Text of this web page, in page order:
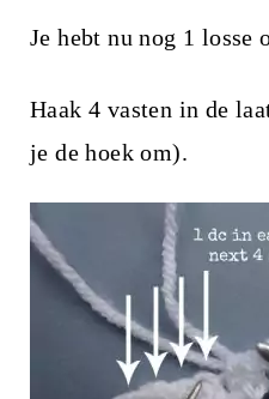
Je hebt nu nog 1 losse
Haak 4 vasten in de
je de hoek om).